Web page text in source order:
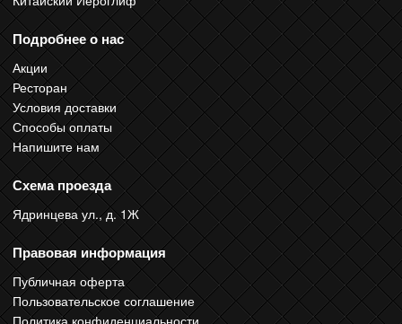
Подробнее о нас
Акции
Ресторан
Условия доставки
Способы оплаты
Напишите нам
Схема проезда
Ядринцева ул., д. 1Ж
Правовая информация
Публичная оферта
Пользовательское соглашение
Политика конфиденциальности